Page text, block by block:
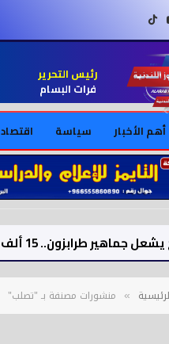
تيك توك
رئيس التحرير
فرات البسام
أهم الأخبار سياسة اقتصاد
» منشورات مصنفة بـ "تصلب"